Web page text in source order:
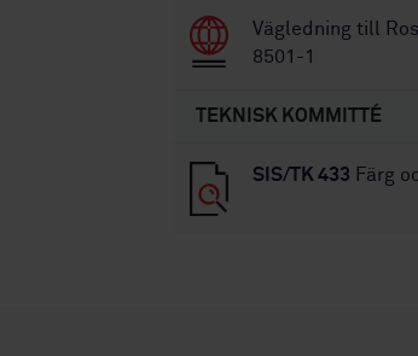
Vägledning till
8501-1
TEKNISK KOMMITTÉ
SIS/TK 433 Färg